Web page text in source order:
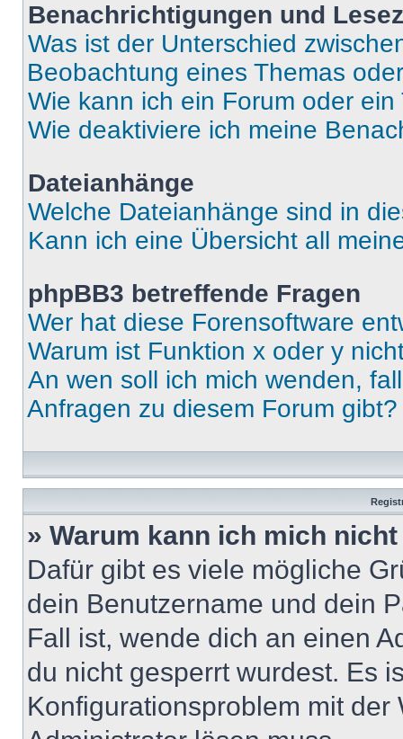
Benachrichtigungen und
Was ist der Unterschied
Beobachtung eines Themas
Wie kann ich ein Forum oder
Wie deaktiviere ich meine
Dateianhänge
Welche Dateianhänge sind in
Kann ich eine Übersicht all
phpBB3 betreffende Fragen
Wer hat diese Forensoftware
Warum ist Funktion x oder y
An wen soll ich mich wenden,
Anfragen zu diesem Forum gibt?
» Warum kann ich mich
Dafür gibt es viele mögliche
dein Benutzername und dein
Fall ist, wende dich an einen
du nicht gesperrt wurdest. Es
Konfigurationsproblem mit